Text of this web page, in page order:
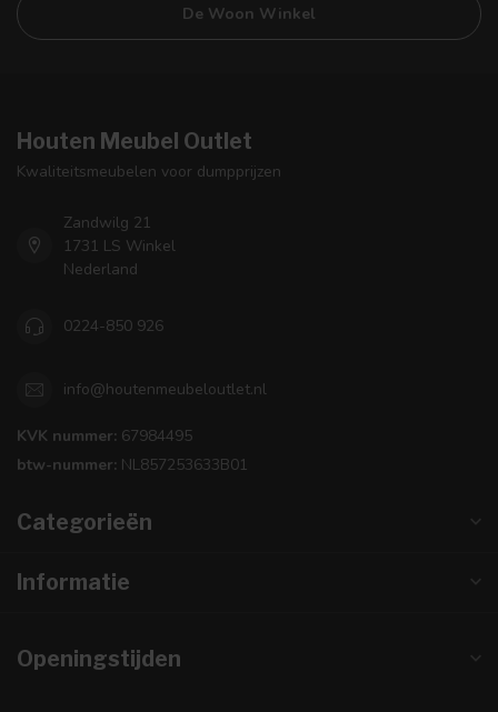
De Woon Winkel
Houten Meubel Outlet
Kwaliteitsmeubelen voor dumpprijzen
Zandwilg 21
1731 LS Winkel
Nederland
0224-850 926
info@houtenmeubeloutlet.nl
KVK nummer: 67984495
btw-nummer: NL857253633B01
Categorieën
Informatie
Openingstijden